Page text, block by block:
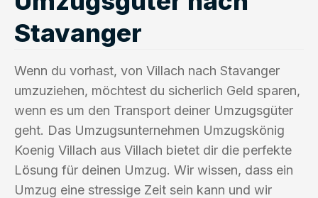
Stavanger
Wenn du vorhast, von Villach nach Stavanger
umzuziehen, möchtest du sicherlich Geld sparen,
wenn es um den Transport deiner Umzugsgüter
geht. Das Umzugsunternehmen Umzugskönig
Koenig Villach aus Villach bietet dir die perfekte
Lösung für deinen Umzug. Wir wissen, dass ein
Umzug eine stressige Zeit sein kann und wir